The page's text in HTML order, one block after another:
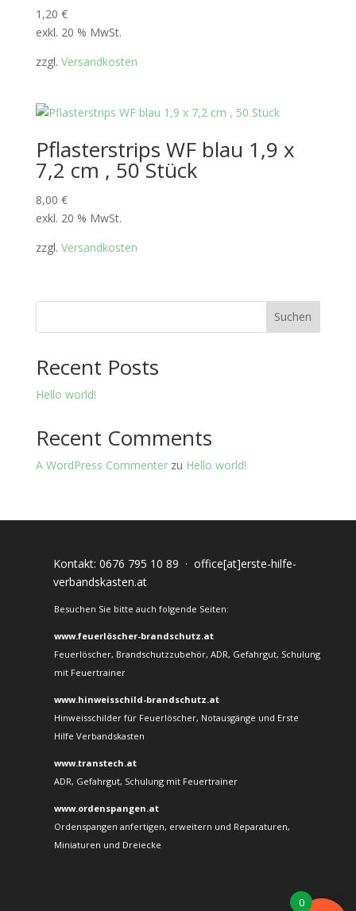
1,20 €
exkl. 20 % MwSt.
zzgl. Versandkosten
Pflasterstrips WF blau 1,9 x
7,2 cm , 50 Stück
8,00 €
exkl. 20 % MwSt.
zzgl. Versandkosten
Suchen
Recent Posts
Hello world!
Recent Comments
A WordPress Commenterzu Hello world!
Kontakt: 0676 795 10 89 · office[at]erste-hilfe-
verbandskasten.at
Besuchen Sie bitte auch folgende Seiten:
www.feuerlöscher-brandschutz.at
Feuerlöscher, Brandschutzzubehör, ADR, Gefahrgut, Schulung
mit Feuertrainer
www.hinweisschild-brandschutz.at
Hinweisschilder für Feuerlöscher, Notausgänge und Erste
Hilfe Verbandskasten
www.transtech.at
ADR, Gefahrgut, Schulung mit Feuertrainer
www.ordenspangen.at
Ordenspangen anfertigen, erweitern und Reparaturen,
Miniaturen und Dreiecke
0